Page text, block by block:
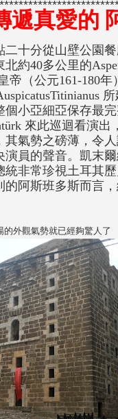
遞真愛的
二十分從山壁公園
約40多公里的
帝（公元161-180
小亞細亞保存最
來此巡迴看演出
氣勢之磅薄，令
演員的聲音。凱末
非常珍視土耳其
阿斯班多斯而言
的外觀氣勢就已經夠驚人了